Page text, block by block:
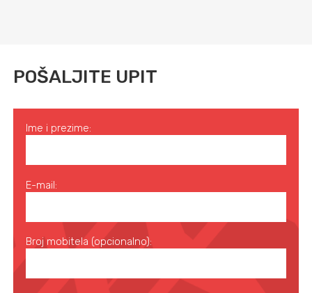
POŠALJITE UPIT
Ime i prezime:
E-mail:
Broj mobitela (opcionalno):